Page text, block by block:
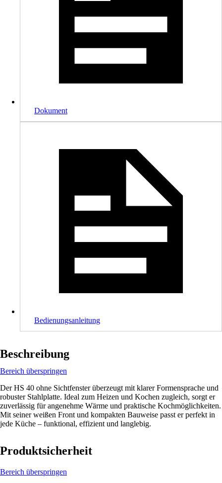
Dokument
Bedienungsanleitung
Beschreibung
Bereich überspringen
Der HS 40 ohne Sichtfenster überzeugt mit klarer Formensprache und
robuster Stahlplatte. Ideal zum Heizen und Kochen zugleich, sorgt er
zuverlässig für angenehme Wärme und praktische Kochmöglichkeiten.
Mit seiner weißen Front und kompakten Bauweise passt er perfekt in
jede Küche – funktional, effizient und langlebig.
Produktsicherheit
Bereich überspringen